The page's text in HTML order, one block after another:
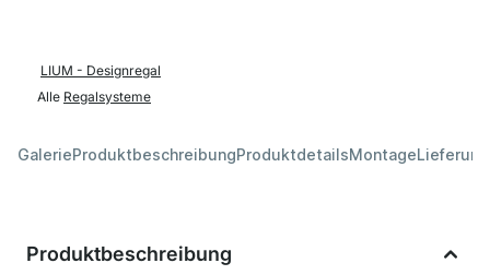
LIUM - Designregal
Alle Regalsysteme
GalerieProduktbeschreibungProduktdetailsMontage
Produktbeschreibung